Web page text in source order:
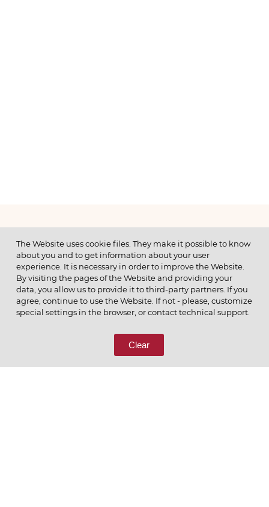
МЕНЮ
© 2026 ОАО
ПОЗВОНИТЕ НАМ
8 (800) 333-65-66
The Website uses cookie files. They make it possible to know
about you and to get information about your user
experience. It is necessary in order to improve the Website.
By visiting the pages of the Website and providing your
data, you allow us to provide it to third-party partners. If you
agree, continue to use the Website. If not - please, customize
special settings in the browser, or contact technical support.
Clear